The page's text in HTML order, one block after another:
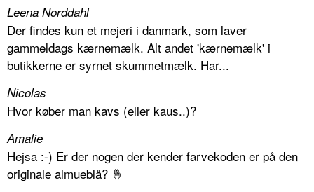
Leena Norddahl
Der findes kun et mejeri i danmark, som laver
gammeldags kærnemælk. Alt andet 'kærnemælk' i
butikkerne er syrnet skummetmælk. Har...
Nicolas
Hvor køber man kavs (eller kaus..)?
Amalie
Hejsa :-) Er der nogen der kender farvekoden er på den
originale almueblå? 🤞